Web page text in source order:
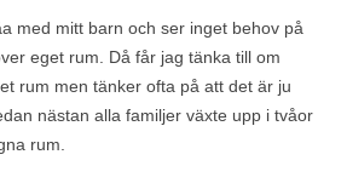
med mitt barn och ser inget behov på
eget rum. Då får jag tänka till om
rum men tänker ofta på att det är ju
nästan alla familjer växte upp i tvåor
rum.